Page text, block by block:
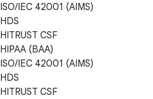
ISO/IEC 42001 (AIMS)
HDS
HITRUST CSF
HIPAA (BAA)
ISO/IEC 42001 (AIMS)
HDS
HITRUST CSF